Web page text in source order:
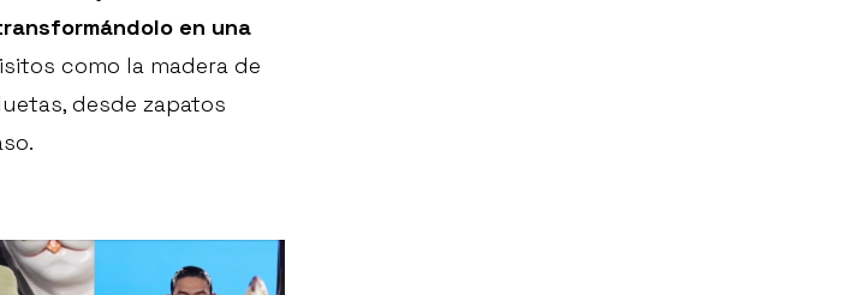
en una
como la madera de
desde zapatos